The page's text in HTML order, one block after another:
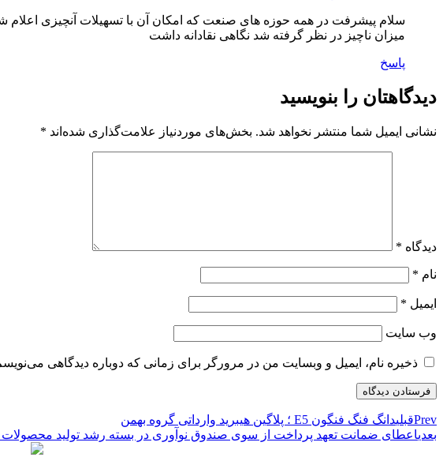
سلام پیشرفت در همه حوزه های صنعت که امکان آن با تسهیلات آنچیزی اعلام
میزان ناچیز در نظر گرفته شد نگاهی نقادانه داشت
پاسخ
دیدگاهتان را بنویسید
نشانی ایمیل شما منتشر نخواهد شد. بخش‌های موردنیاز علامت‌گذاری شده‌اند *
دیدگاه *
نام *
ایمیل *
وب‌ سایت
ذخیره نام، ایمیل و وبسایت من در مرورگر برای زمانی که دوباره دیدگاهی
Prevقبلیدانگ فنگ فنگون E5 ؛ پلاگین هیبرید وارداتی گروه بهمن
بعدیاعطای ضمانت تعهد پرداخت از سوی صندوق نوآوری در بسته رشد تولید محصولات